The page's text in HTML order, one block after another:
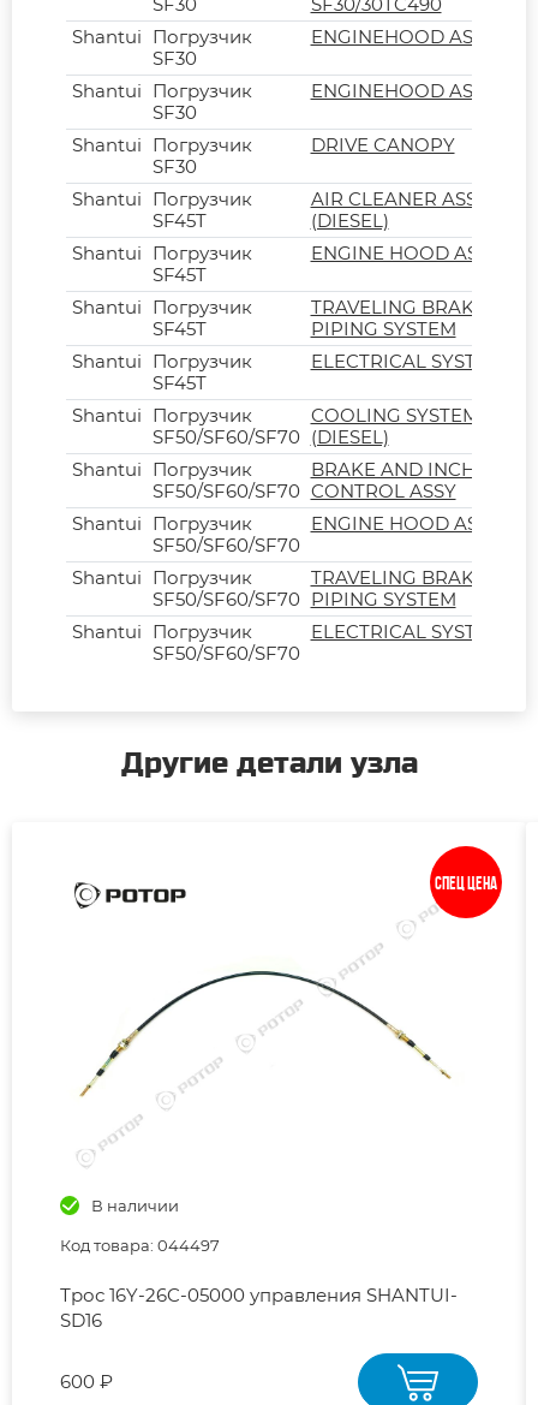
Shantui Погрузчик
SF30
ENGINEHOOD ASSY
Shantui Погрузчик
SF30
ENGINEHOOD ASSY
Shantui Погрузчик
SF30
DRIVE CANOPY
Shantui Погрузчик
SF45T
AIR CLEANER ASSY
(DIESEL)
Shantui Погрузчик
SF45T
ENGINE HOOD ASSY
Shantui Погрузчик
SF45T
TRAVELING BRAKE
PIPING SYSTEM
Shantui Погрузчик
SF45T
ELECTRICAL SYSTEM
Shantui Погрузчик
SF50/SF60/SF70
COOLING SYSTEM
(DIESEL)
Shantui Погрузчик
SF50/SF60/SF70
BRAKE AND INCHING
CONTROL ASSY
Shantui Погрузчик
SF50/SF60/SF70
ENGINE HOOD ASSY
Shantui Погрузчик
SF50/SF60/SF70
TRAVELING BRAKE
PIPING SYSTEM
Shantui Погрузчик
SF50/SF60/SF70
ELECTRICAL SYSTEM
Другие детали узла
Спец цена
В наличии
Код товара: 044497
Трос 16Y-26C-05000 управления SHANTUI-
SD16
600 ₽